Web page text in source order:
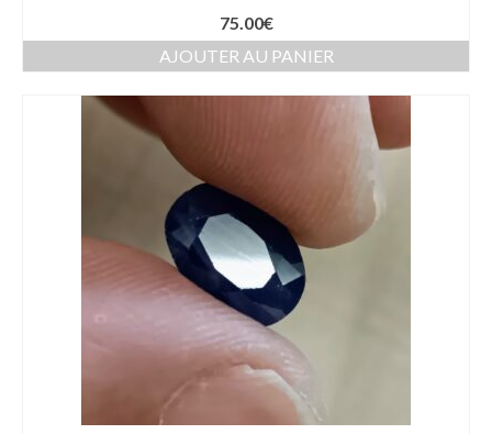
75.00€
AJOUTER AU PANIER